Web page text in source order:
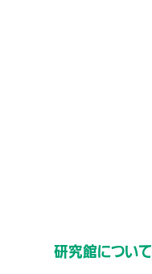
研究館について